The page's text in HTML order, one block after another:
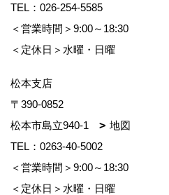
TEL： 026-254-5585
＜営業時間＞9:00～18:30
＜定休日＞水曜・日曜
松本支店
〒390-0852
松本市島立940-1
地図
TEL： 0263-40-5002
＜営業時間＞9:00～18:30
＜定休日＞水曜・日曜